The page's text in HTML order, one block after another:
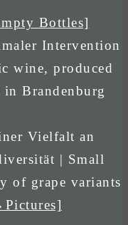
Bottles]
Intervention
wine, produced
Brandenburg
Vielfalt an
| Small
of grape variants